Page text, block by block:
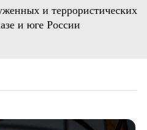
и террористических
и юге России